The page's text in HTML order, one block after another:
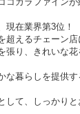
現在業界第3位！
えるチェーン店
張り、きれいな
な暮らしを提供
して、しっかり